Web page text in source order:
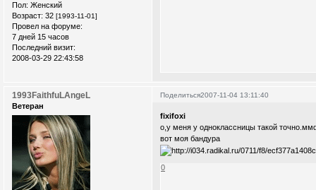
Пол: Женский
Возраст: 32 [1993-11-01]
Провел на форуме:
7 дней 15 часов
Последний визит:
2008-03-29 22:43:58
Поделиться2007-11-04 13:11:40
1993FaithfuLAngeL
Ветеран
fixifoxi
о,у меня у одноклассницы такой
вот моя бандура
0